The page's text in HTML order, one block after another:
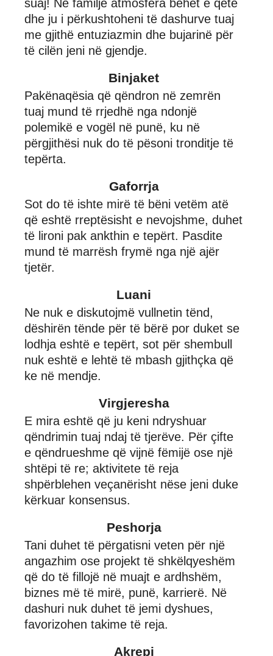
suaj! Në familje atmosfera bëhet e qetë
dhe ju i përkushtoheni të dashurve tuaj
me gjithë entuziazmin dhe bujarinë për
të cilën jeni në gjendje.
Binjaket
Pakënaqësia që qëndron në zemrën
tuaj mund të rrjedhë nga ndonjë
polemikë e vogël në punë, ku në
përgjithësi nuk do të pësoni tronditje të
tepërta.
Gaforrja
Sot do të ishte mirë të bëni vetëm atë
që eshtë rreptësisht e nevojshme, duhet
të lironi pak ankthin e tepërt. Pasdite
mund të marrësh frymë nga një ajër
tjetër.
Luani
Ne nuk e diskutojmë vullnetin tënd,
dëshirën tënde për të bërë por duket se
lodhja eshtë e tepërt, sot për shembull
nuk eshtë e lehtë të mbash gjithçka që
ke në mendje.
Virgjeresha
E mira eshtë që ju keni ndryshuar
qëndrimin tuaj ndaj të tjerëve. Për çifte
e qëndrueshme që vijnë fëmijë ose një
shtëpi të re; aktivitete të reja
shpërblehen veçanërisht nëse jeni duke
kërkuar konsensus.
Peshorja
Tani duhet të përgatisni veten për një
angazhim ose projekt të shkëlqyeshëm
që do të fillojë në muajt e ardhshëm,
biznes më të mirë, punë, karrierë. Në
dashuri nuk duhet të jemi dyshues,
favorizohen takime të reja.
Akrepi